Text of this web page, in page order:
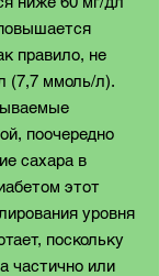
правило, не
(7,7 ммоль/л).
поочередно
сахара в
этот
уровня
поскольку
частично или